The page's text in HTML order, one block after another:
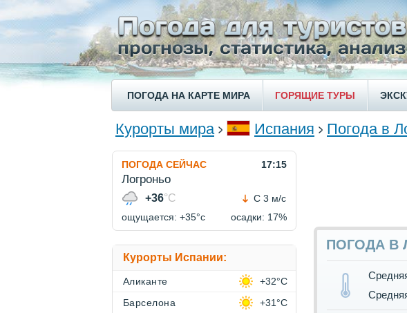
ПОГОДА НА КАРТЕ МИРА ГОРЯЩИЕ ТУРЫ
Курорты мира Испания Погода в
ПОГОДА В
ПОГОДА СЕЙЧАС 17:15
Логроньо
+36°C
С 3 м/с
ощущается: +35°c
осадки: 17%
Курорты Испании:
Аликанте
+32°C
Барселона
+31°C